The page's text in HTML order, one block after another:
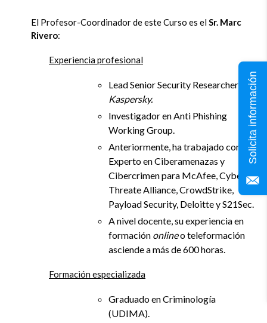
El Profesor-Coordinador de este Curso es el Sr. Marc
Rivero:
Experiencia profesional
Lead Senior Security Researcher
en
Kaspersky.
Investigador en Anti Phishing
Working Group.
Anteriormente, ha trabajado como
Experto en Ciberamenazas y
Cibercrimen para McAfee, Cyber
Threate Alliance, CrowdStrike,
Payload Security, Deloitte y S21Sec.
A nivel docente, su experiencia en
formación onlineo teleformación
asciende a más de 600 horas.
Formación especializada
Graduado en Criminología
(UDIMA).
Solicita información